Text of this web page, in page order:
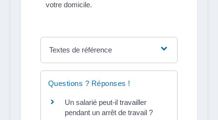
votre domicile.
Textes de référence
Questions ? Réponses !
Un salarié peut-il travailler
pendant un arrêt de travail ?